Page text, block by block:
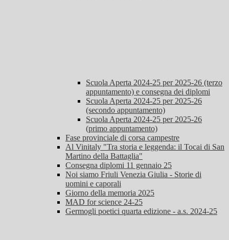
Scuola Aperta 2024-25 per 2025-26 (terzo
appuntamento) e consegna dei diplomi
Scuola Aperta 2024-25 per 2025-26
(secondo appuntamento)
Scuola Aperta 2024-25 per 2025-26
(primo appuntamento)
Fase provinciale di corsa campestre
Al Vinitaly "Tra storia e leggenda: il Tocai di San
Martino della Battaglia"
Consegna diplomi 11 gennaio 25
Noi siamo Friuli Venezia Giulia - Storie di
uomini e caporali
Giorno della memoria 2025
MAD for science 24-25
Germogli poetici quarta edizione - a.s. 2024-25